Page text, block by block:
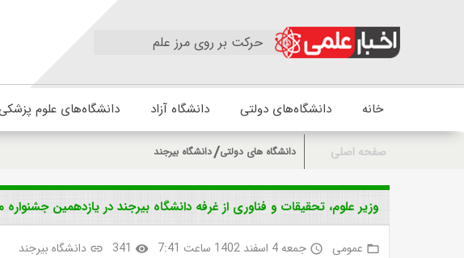
حرکت بر روی مرز علم
خانه دانشگاه‌های دولتی دانشگاه آزاد دانشگاه‌های علوم
صفحه اصلی دانشگاه های دولتی دانشگاه بیرجند
وزیر علوم، تحقیقات و فناوری از غرفه دانشگاه بیرجند در یازدهمین
folder_open عمومی access_time جمعه 4 اسفند 1402 ساعت 7:41 visibility
341
link دانشگاه بیرجند